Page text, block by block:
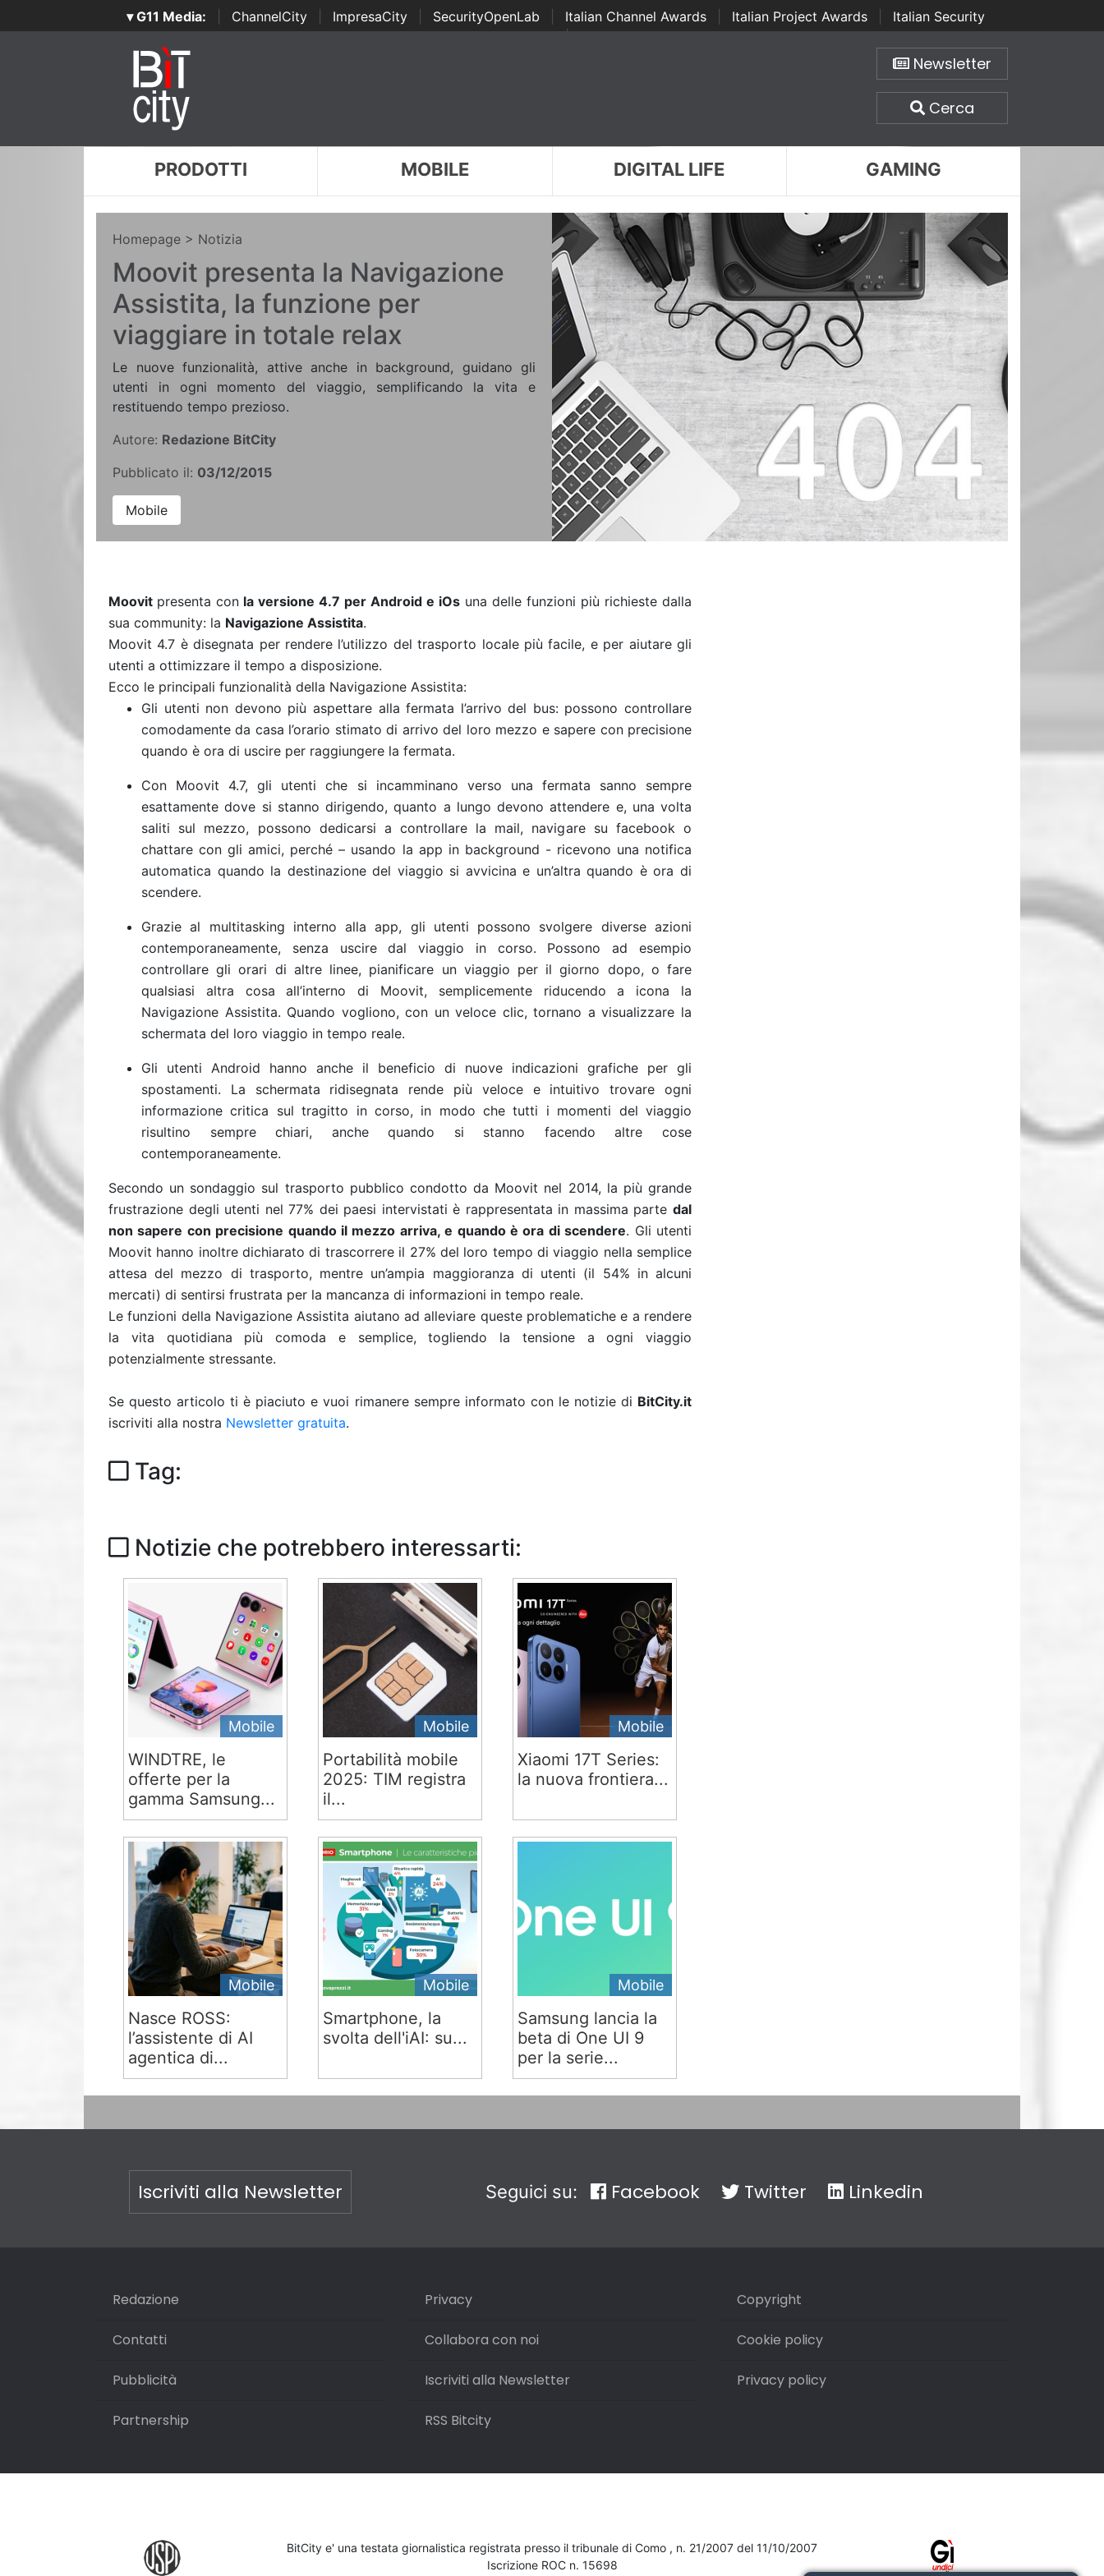
▾ G11 Media: ChannelCity ImpresaCity SecurityOpenLab Italian Channel Awards Italian Project Awards
Italian Security
Awards | ...
Newsletter
Cerca
PRODOTTI MOBILE DIGITAL LIFE GAMING
Homepage > Notizia
Moovit presenta la Navigazione
Assistita, la funzione per
viaggiare in totale relax
Le nuove funzionalità, attive anche in background, guidano gli
utenti in ogni momento del viaggio, semplificando la vita e
restituendo tempo prezioso.
Autore: Redazione BitCity
Pubblicato il: 03/12/2015
Mobile
Moovit presenta con la versione 4.7 per Android e iOs una delle funzioni più richieste dalla
sua community: la Navigazione Assistita.
Moovit 4.7 è disegnata per rendere l’utilizzo del trasporto locale più facile, e per aiutare gli
utenti a ottimizzare il tempo a disposizione.
Ecco le principali funzionalità della Navigazione Assistita:
Gli utenti non devono più aspettare alla fermata l’arrivo del bus: possono controllare
comodamente da casa l’orario stimato di arrivo del loro mezzo e sapere con precisione
quando è ora di uscire per raggiungere la fermata.
Con Moovit 4.7, gli utenti che si incamminano verso una fermata sanno sempre
esattamente dove si stanno dirigendo, quanto a lungo devono attendere e, una volta
saliti sul mezzo, possono dedicarsi a controllare la mail, navigare su facebook o
chattare con gli amici, perché – usando la app in background - ricevono una notifica
automatica quando la destinazione del viaggio si avvicina e un’altra quando è ora di
scendere.
Grazie al multitasking interno alla app, gli utenti possono svolgere diverse azioni
contemporaneamente, senza uscire dal viaggio in corso. Possono ad esempio
controllare gli orari di altre linee, pianificare un viaggio per il giorno dopo, o fare
qualsiasi altra cosa all’interno di Moovit, semplicemente riducendo a icona la
Navigazione Assistita. Quando vogliono, con un veloce clic, tornano a visualizzare la
schermata del loro viaggio in tempo reale.
Gli utenti Android hanno anche il beneficio di nuove indicazioni grafiche per gli
spostamenti. La schermata ridisegnata rende più veloce e intuitivo trovare ogni
informazione critica sul tragitto in corso, in modo che tutti i momenti del viaggio
risultino sempre chiari, anche quando si stanno facendo altre cose
contemporaneamente.
Secondo un sondaggio sul trasporto pubblico condotto da Moovit nel 2014, la più grande
frustrazione degli utenti nel 77% dei paesi intervistati è rappresentata in massima parte dal
non sapere con precisione quando il mezzo arriva, e quando è ora di scendere. Gli utenti
Moovit hanno inoltre dichiarato di trascorrere il 27% del loro tempo di viaggio nella semplice
attesa del mezzo di trasporto, mentre un’ampia maggioranza di utenti (il 54% in alcuni
mercati) di sentirsi frustrata per la mancanza di informazioni in tempo reale.
Le funzioni della Navigazione Assistita aiutano ad alleviare queste problematiche e a rendere
la vita quotidiana più comoda e semplice, togliendo la tensione a ogni viaggio
potenzialmente stressante.
Se questo articolo ti è piaciuto e vuoi rimanere sempre informato con le notizie di BitCity.it
iscriviti alla nostra Newsletter gratuita.
Tag:
Notizie che potrebbero interessarti:
Mobile
WINDTRE, le
offerte per la
gamma Samsung...
Mobile
Portabilità mobile
2025: TIM registra
il...
Mobile
Xiaomi 17T Series:
la nuova frontiera...
Mobile
Nasce ROSS:
l’assistente di AI
agentica di...
Mobile
Smartphone, la
svolta dell'iAI: su...
Mobile
Samsung lancia la
beta di One UI 9
per la serie...
Iscriviti alla Newsletter Seguici su: Facebook Twitter Linkedin
Redazione
Contatti
Pubblicità
Partnership
Privacy
Collabora con noi
Iscriviti alla Newsletter
RSS Bitcity
Copyright
Cookie policy
Privacy policy
BitCity e' una testata giornalistica registrata presso il tribunale di Como , n. 21/2007 del 11/10/2007
Iscrizione ROC n. 15698